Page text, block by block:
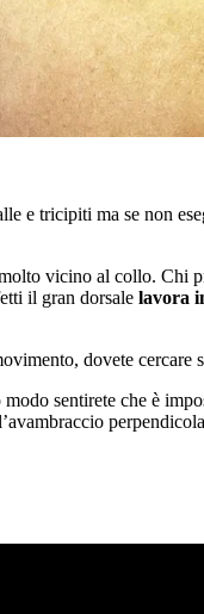
e tricipiti ma se non
vicino al collo. Chi
il gran dorsale lavora
dovete cercare
modo sentirete che è